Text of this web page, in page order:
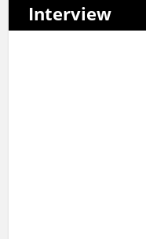
Interview